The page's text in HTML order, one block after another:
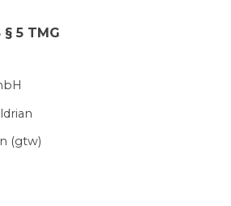
5 TMG
(gtw)